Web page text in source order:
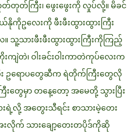
တ်တုတ်ကြီး၊ ဖွေးဖွေးကို လှုပ်လို့။ မိခင်
နိုကိုဥလေးကို ဖီးဖီးထွားထွားကြီး
သူ့သားဖီးဖီးထွားထွားကြီးကိုကြည့်
းကျဲတဲ၊ ဝါးခင်းဝါးကာတဲကုပ်လေးက
ဥရောပတွေဆီက ရဲတိုက်ကြီးတွေလို
တွေမှာ တနေ့တော့ အမေတို့ သွားပြီး
းရဲ့လို့ အတွေးသီရင်း စာသားမဲ့တေး
းလိုက် သားချော့တေးတပိုဒ်ကိုဆို